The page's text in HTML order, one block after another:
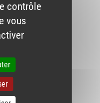
contrôle
vous